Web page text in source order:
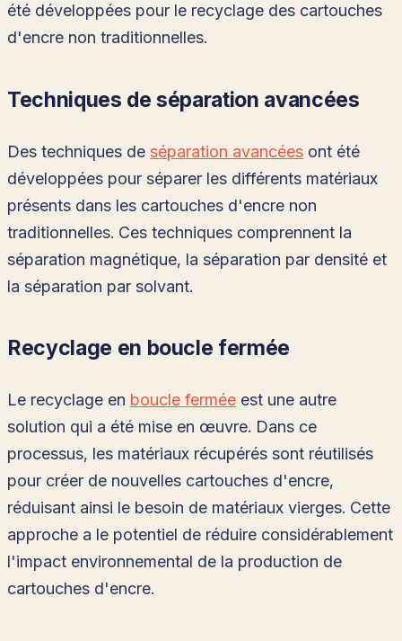
été développées pour le recyclage des cartouches
d'encre non traditionnelles.
Techniques de séparation avancées
Des techniques de séparation avancées ont été
développées pour séparer les différents matériaux
présents dans les cartouches d'encre non
traditionnelles. Ces techniques comprennent la
séparation magnétique, la séparation par densité et
la séparation par solvant.
Recyclage en boucle fermée
Le recyclage en boucle fermée est une autre
solution qui a été mise en œuvre. Dans ce
processus, les matériaux récupérés sont réutilisés
pour créer de nouvelles cartouches d'encre,
réduisant ainsi le besoin de matériaux vierges. Cette
approche a le potentiel de réduire considérablement
l'impact environnemental de la production de
cartouches d'encre.